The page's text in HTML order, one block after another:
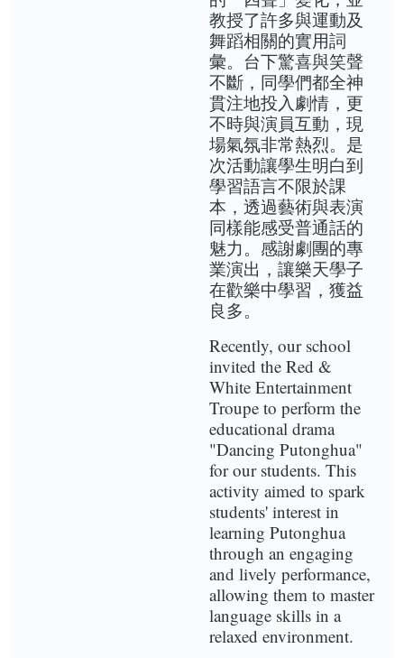
教授了許多與運動及
舞蹈相關的實用詞
彙。台下驚喜與笑聲
不斷，同學們都全神
貫注地投入劇情，更
不時與演員互動，現
場氣氛非常熱烈。是
次活動讓學生明白到
學習語言不限於課
本，透過藝術與表演
同樣能感受普通話的
魅力。感謝劇團的專
業演出，讓樂天學子
在歡樂中學習，獲益
良多。
Recently, our school
invited the Red &
White Entertainment
Troupe to perform the
educational drama
"Dancing Putonghua"
for our students. This
activity aimed to spark
students' interest in
learning Putonghua
through an engaging
and lively performance,
allowing them to master
language skills in a
relaxed environment.